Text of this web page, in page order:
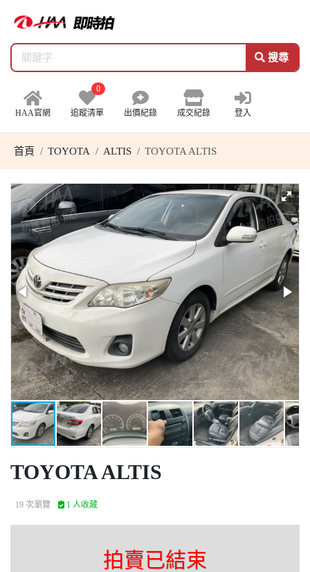
搜尋
HAA官網
0
追蹤清單 出價紀錄 成交紀錄 登入
首頁 TOYOTA ALTIS TOYOTA ALTIS
TOYOTA ALTIS
19 次瀏覽 1 人收藏
拍賣已結束